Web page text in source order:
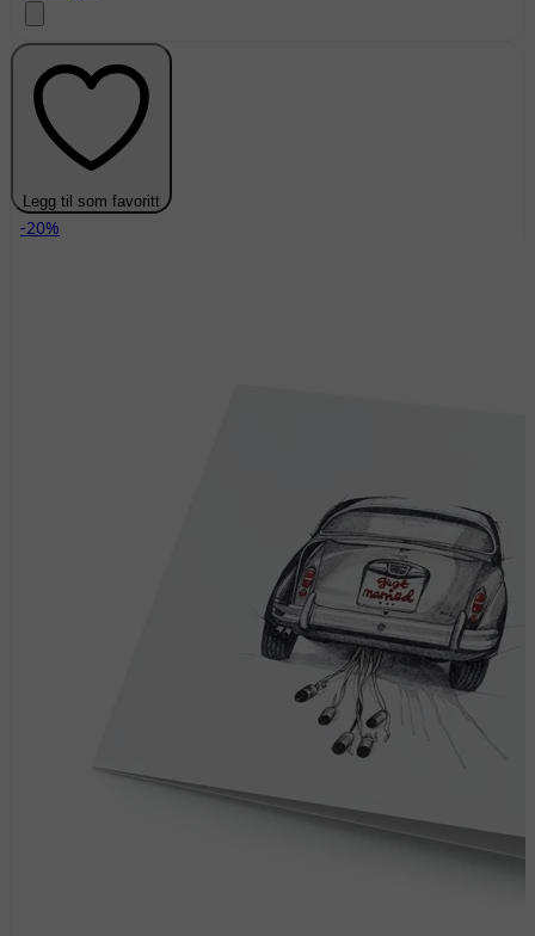
Legg til som favoritt
-20%